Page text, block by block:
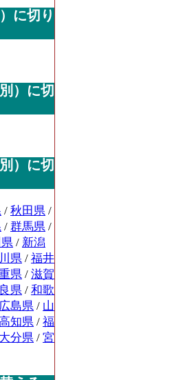
に切り
）に切
）に切
/ 秋田県 /
/ 群馬県 /
/ 新潟
県 / 福井
県 / 滋賀
県 / 和歌
広島県 / 山
知県 / 福
大分県 / 宮